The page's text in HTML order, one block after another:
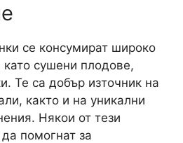
се консумират широко
сушени плодове,
Те са добър източник на
както и на уникални
Някои от тези
помогнат за